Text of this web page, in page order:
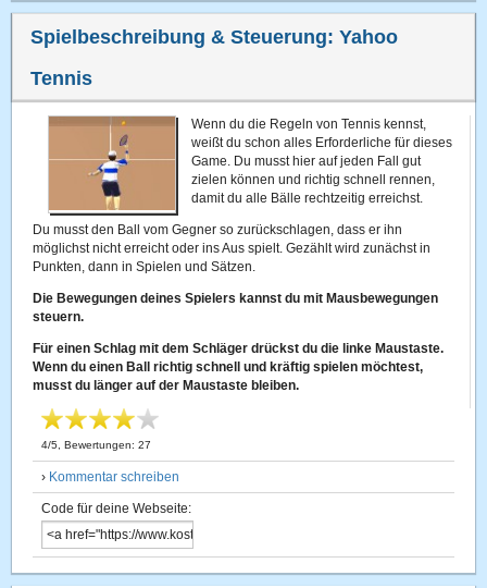
Spielbeschreibung & Steuerung:Yahoo
Tennis
Wenn du die Regeln von Tennis kennst,
weißt du schon alles Erforderliche für dieses
Game. Du musst hier auf jeden Fall gut
zielen können und richtig schnell rennen,
damit du alle Bälle rechtzeitig erreichst.
Du musst den Ball vom Gegner so zurückschlagen, dass er ihn
möglichst nicht erreicht oder ins Aus spielt. Gezählt wird zunächst in
Punkten, dann in Spielen und Sätzen.
Die Bewegungen deines Spielers kannst du mit Mausbewegungen
steuern.
Für einen Schlag mit dem Schläger drückst du die linke Maustaste.
Wenn du einen Ball richtig schnell und kräftig spielen möchtest,
musst du länger auf der Maustaste bleiben.
4/5 , Bewertungen:27
› Kommentar schreiben
Code für deine Webseite: